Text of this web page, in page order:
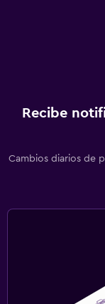
Recibe
Cambios diarios de